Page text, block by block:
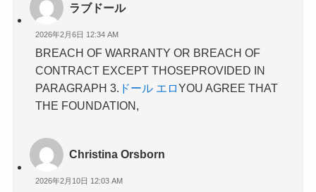
ラブドール
2026年2月6日 12:34 AM
BREACH OF WARRANTY OR BREACH OF
CONTRACT EXCEPT THOSEPROVIDED IN
PARAGRAPH 3. ドール エロYOU AGREE THAT
THE FOUNDATION,
Christina Orsborn
2026年2月10日 12:03 AM